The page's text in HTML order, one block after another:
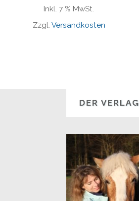
Inkl. 7 % MwSt.
Zzgl. Versandkosten
DER VERLAG